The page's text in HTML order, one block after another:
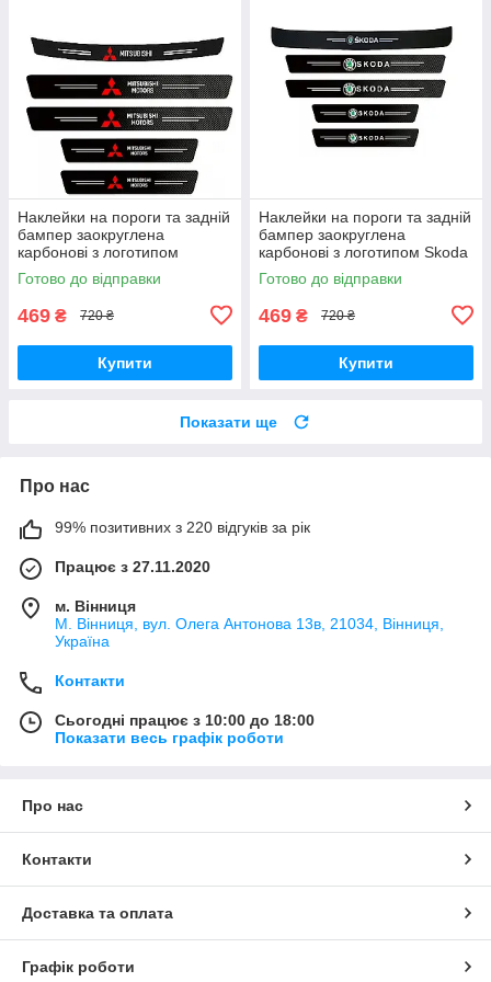
Наклейки на пороги та задній
бампер заокруглена
карбонові з логотипом
Mitsubishi всі моделі та інші
марки автомобілів
Готово до відправки
469 ₴ 720 ₴
Купити
Наклейки на пороги та задній
бампер заокруглена
карбонові з логотипом Skoda
всі моделі та інші марки
автомобілів
Готово до відправки
469 ₴ 720 ₴
Купити
Показати ще
Про нас
99% позитивних з 220 відгуків за рік
Працює з 27.11.2020
м. Вінниця
М. Вінниця, вул. Олега Антонова 13в, 21034, Вінниця,
Україна
Контакти
Сьогодні працює з 10:00 до 18:00
Показати весь графік роботи
Про нас
Контакти
Доставка та оплата
Графік роботи